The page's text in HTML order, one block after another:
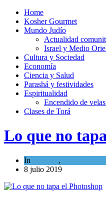
Home
Kosher Gourmet
Mundo Judío
Actualidad
Israel y Medio
Cultura y Sociedad
Economía
Ciencia y Salud
Parashá y festividades
Espiritualidad
Encendido de
Clases de Torá
Lo que no
In ,
8 julio 2019